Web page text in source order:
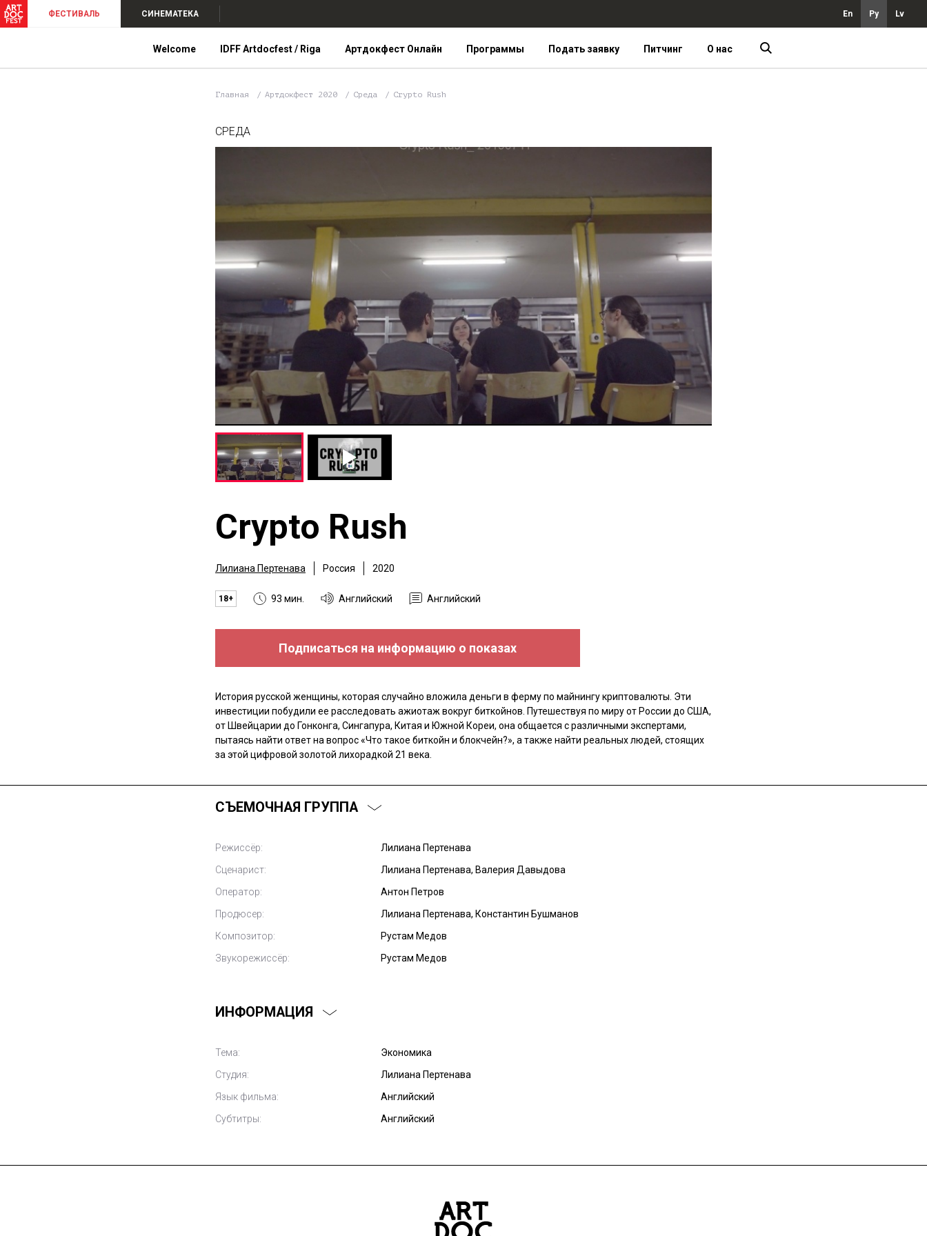
ФЕСТИВАЛЬ СИНЕМАТЕКА En Ру Lv
Welcome IDFF Artdocfest / Riga Артдокфест Онлайн Программы Подать заявку Питчинг О нас
Главная Артдокфест 2020 Среда Crypto Rush
СРЕДА
Crypto Rush
Лилиана Пертенава Россия 2020
18+ 93 мин. Английский Английский
Подписаться на информацию о показах
История русской женщины, которая случайно вложила деньги в ферму по майнингу криптовалюты. Эти
инвестиции побудили ее расследовать ажиотаж вокруг биткойнов. Путешествуя по миру от России до США,
от Швейцарии до Гонконга, Сингапура, Китая и Южной Кореи, она общается с различными экспертами,
пытаясь найти ответ на вопрос «Что такое биткойн и блокчейн?», а также найти реальных людей, стоящих
за этой цифровой золотой лихорадкой 21 века.
СЪЕМОЧНАЯ ГРУППА
Режиссёр:
Лилиана Пертенава
Сценарист:
Лилиана Пертенава, Валерия Давыдова
Оператор:
Антон Петров
Продюсер:
Лилиана Пертенава, Константин Бушманов
Композитор:
Рустам Медов
Звукорежиссёр:
Рустам Медов
ИНФОРМАЦИЯ
Тема:
Экономика
Студия:
Лилиана Пертенава
Язык фильма:
Английский
Субтитры:
Английский